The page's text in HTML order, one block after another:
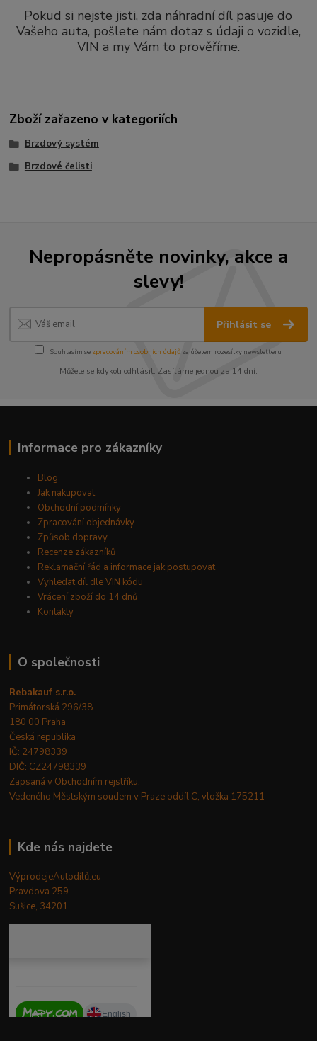
Pokud si nejste jisti, zda náhradní díl pasuje do
Vašeho auta, pošlete nám dotaz s údaji o vozidle,
VIN a my Vám to prověříme.
Zboží zařazeno v kategoriích
Brzdový systém
Brzdové čelisti
Nepropásněte novinky, akce a
slevy!
Přihlásit se
Souhlasím se zpracováním osobních údajůza účelem rozesílky newsletteru.
Můžete se kdykoli odhlásit. Zasíláme jednou za 14 dní.
Informace pro zákazníky
Blog
Jak nakupovat
Obchodní podmínky
Zpracování objednávky
Způsob dopravy
Recenze zákazníků
Reklamační řád a informace jak postupovat
Vyhledat díl dle VIN kódu
Vrácení zboží do 14 dnů
Kontakty
O společnosti
Rebakauf s.r.o.
Primátorská 296/38
180 00 Praha
Česká republika
IČ: 24798339
DIČ: CZ24798339
Zapsaná v Obchodním rejstříku.
Vedeného Městským soudem v Praze oddíl C, vložka 175211
Kde nás najdete
VýprodejeAutodílů.eu
Pravdova 259
Sušice, 34201